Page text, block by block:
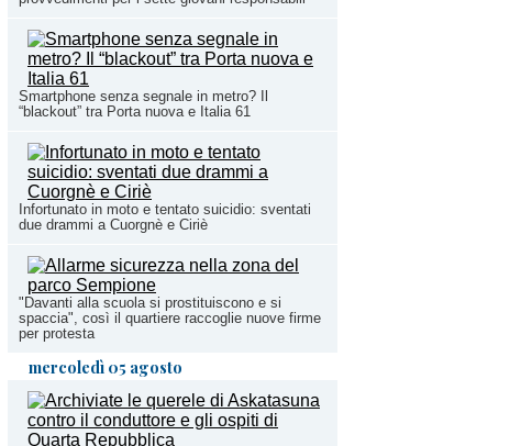
Smartphone senza segnale in metro? Il
“blackout” tra Porta nuova e Italia 61
Infortunato in moto e tentato suicidio: sventati
due drammi a Cuorgnè e Ciriè
"Davanti alla scuola si prostituiscono e si
spaccia", così il quartiere raccoglie nuove firme
per protesta
mercoledì 05 agosto